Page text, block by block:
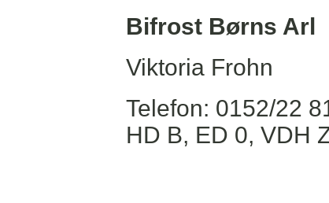
Bifrost Børns Arl
Viktoria Frohn
Telefon: 0152/22
HD B, ED 0, VDH